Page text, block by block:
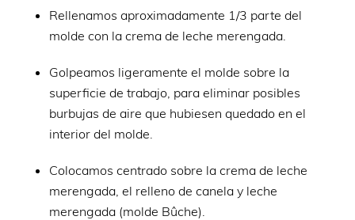
Rellenamos aproximadamente 1/3 parte del
molde con la crema de leche merengada.
Golpeamos ligeramente el molde sobre la
superficie de trabajo, para eliminar posibles
burbujas de aire que hubiesen quedado en el
interior del molde.
Colocamos centrado sobre la crema de leche
merengada, el relleno de canela y leche
merengada (molde Bûche).